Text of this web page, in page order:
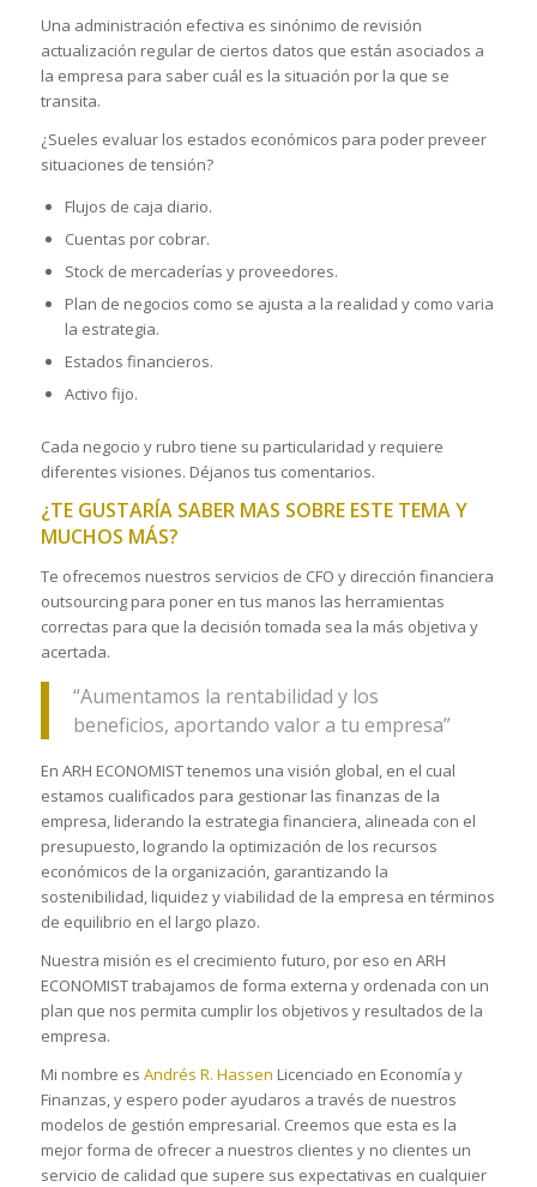
Una administración efectiva es sinónimo de revisión
actualización regular de ciertos datos que están asociados a
la empresa para saber cuál es la situación por la que se
transita.
¿Sueles evaluar los estados económicos para poder preveer
situaciones de tensión?
Flujos de caja diario.
Cuentas por cobrar.
Stock de mercaderías y proveedores.
Plan de negocios como se ajusta a la realidad y como varia
la estrategia.
Estados financieros.
Activo fijo.
Cada negocio y rubro tiene su particularidad y requiere
diferentes visiones. Déjanos tus comentarios.
¿TE GUSTARÍA SABER MAS SOBRE ESTE TEMA Y
MUCHOS MÁS?
Te ofrecemos nuestros servicios de CFO y dirección financiera
outsourcing para poner en tus manos las herramientas
correctas para que la decisión tomada sea la más objetiva y
acertada.
“Aumentamos la rentabilidad y los
beneficios, aportando valor a tu empresa”
En ARH ECONOMIST tenemos una visión global, en el cual
estamos cualificados para gestionar las finanzas de la
empresa, liderando la estrategia financiera, alineada con el
presupuesto, logrando la optimización de los recursos
económicos de la organización, garantizando la
sostenibilidad, liquidez y viabilidad de la empresa en términos
de equilibrio en el largo plazo.
Nuestra misión es el crecimiento futuro, por eso en ARH
ECONOMIST trabajamos de forma externa y ordenada con un
plan que nos permita cumplir los objetivos y resultados de la
empresa.
Mi nombre es Andrés R. Hassen Licenciado en Economía y
Finanzas, y espero poder ayudaros a través de nuestros
modelos de gestión empresarial. Creemos que esta es la
mejor forma de ofrecer a nuestros clientes y no clientes un
servicio de calidad que supere sus expectativas en cualquier